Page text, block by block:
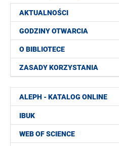
AKTUALNOŚCI
GODZINY OTWARCIA
O BIBLIOTECE
ZASADY KORZYSTANIA
ALEPH - KATALOG ONLINE
IBUK
WEB OF SCIENCE